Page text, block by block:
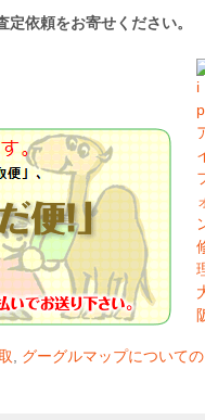
依頼をお寄せください。
グーグルマップについての